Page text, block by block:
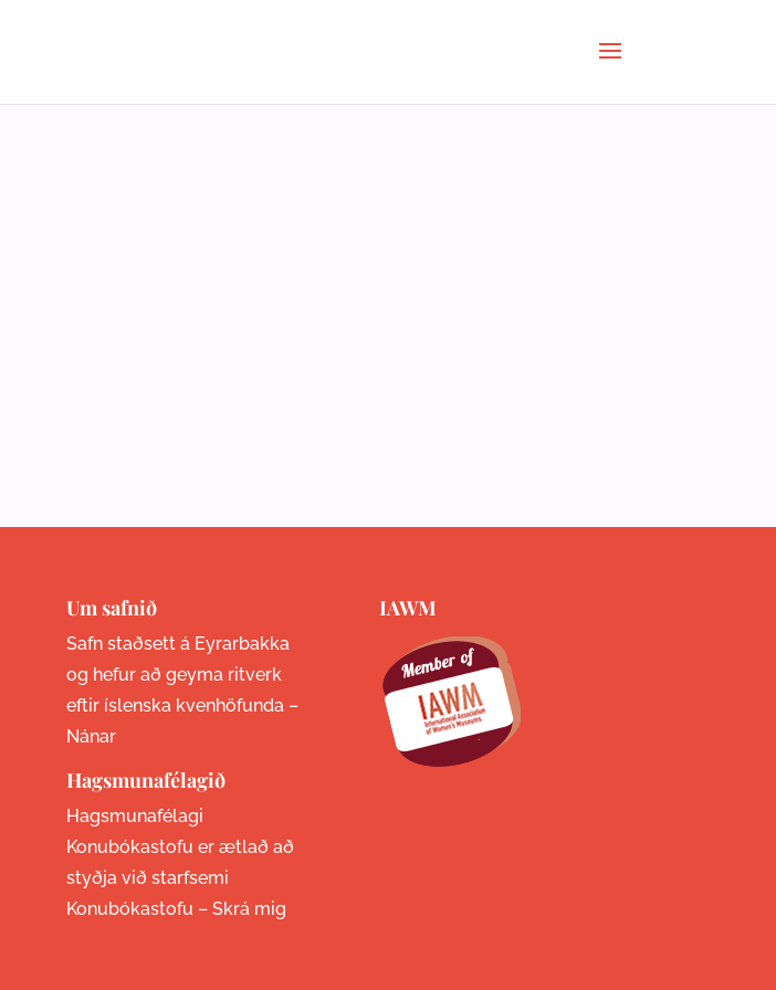
Um safnið
Safn staðsett á Eyrarbakka
og hefur að geyma ritverk
eftir íslenska kvenhöfunda –
Nánar
Hagsmunafélagið
Hagsmunafélagi
Konubókastofu er ætlað að
styðja við starfsemi
Konubókastofu – Skrá mig
IAWM